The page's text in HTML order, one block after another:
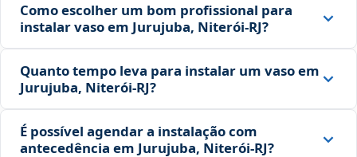
Como escolher um bom profissional para
instalar vaso em Jurujuba, Niterói‑RJ?
Quanto tempo leva para instalar um vaso em
Jurujuba, Niterói‑RJ?
É possível agendar a instalação com
antecedência em Jurujuba, Niterói‑RJ?